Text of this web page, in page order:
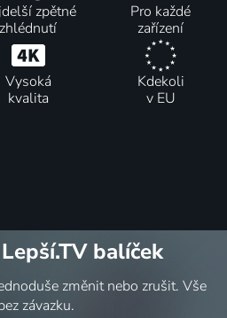
zpětné
zhlédnutí
Pro každé
zařízení
Vysoká
kvalita
Kdekoli
v EU
balíček
změnit nebo zrušit. Vše
závazku.